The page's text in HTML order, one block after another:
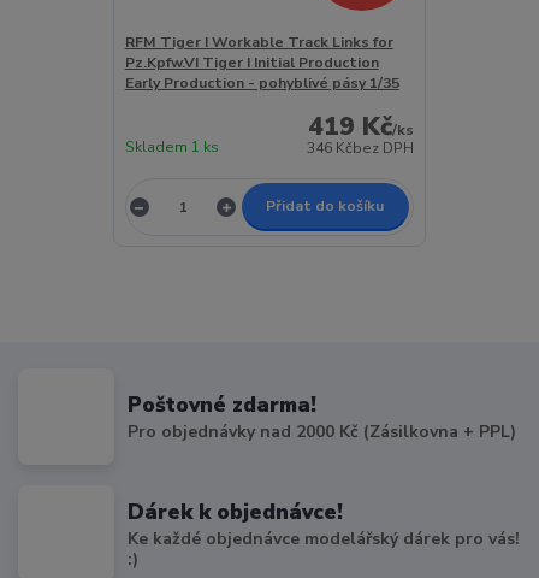
RFM Tiger I Workable Track Links for
Pz.Kpfw.VI Tiger I Initial Production
Early Production - pohyblivé pásy 1/35
419 Kč/ks
346 Kčbez DPH
Skladem 1 ks
Přidat do košíku
Poštovné zdarma!
Pro objednávky nad 2000 Kč (Zásilkovna + PPL)
Dárek k objednávce!
Ke každé objednávce modelářský dárek pro vás!
:)